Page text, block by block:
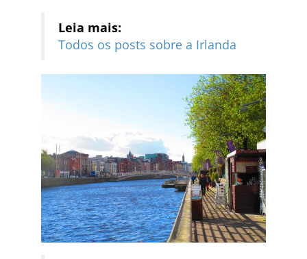
Leia mais:
Todos os posts sobre a Irlanda